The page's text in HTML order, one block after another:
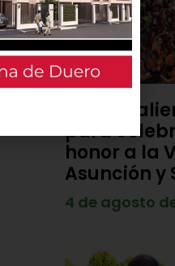
Viana
para
honor a la
Asunción y
4 de agosto